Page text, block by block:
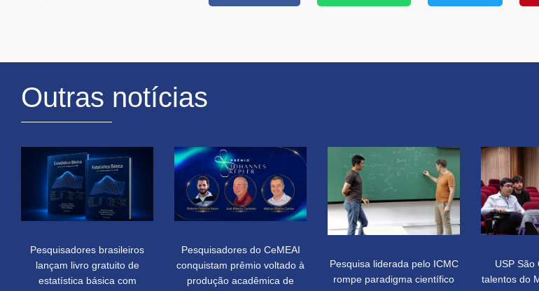
Outras notícias
Pesquisadores brasileiros
lançam livro gratuito de
estatística básica com
Pesquisadores do CeMEAI
conquistam prêmio voltado à
produção acadêmica de
Pesquisa liderada pelo ICMC
rompe paradigma científico
USP São
talentos do